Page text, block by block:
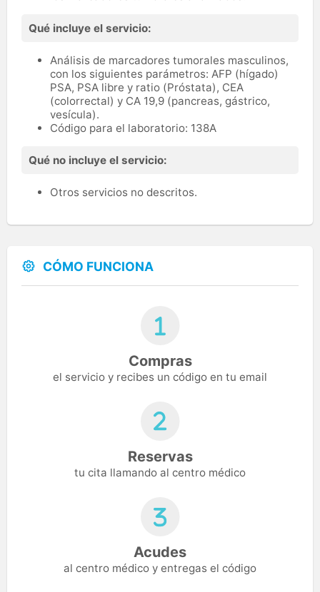
Qué incluye el servicio:
Análisis de marcadores tumorales masculinos,
con los siguientes parámetros: AFP (hígado)
PSA, PSA libre y ratio (Próstata), CEA
(colorrectal) y CA 19,9 (pancreas, gástrico,
vesícula).
Código para el laboratorio: 138A
Qué no incluye el servicio:
Otros servicios no descritos.
CÓMO FUNCIONA
Compras
el servicio y recibes un código en tu email
Reservas
tu cita llamando al centro médico
Acudes
al centro médico y entregas el código